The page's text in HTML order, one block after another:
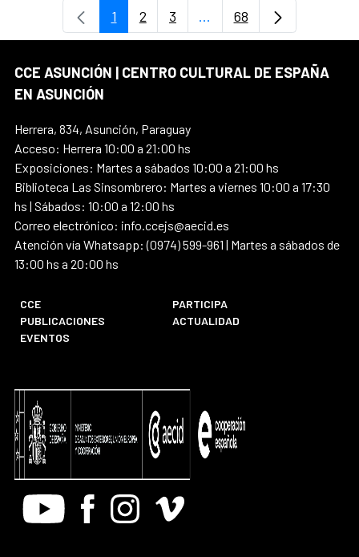
Page
1 Page
2 Page
3 ...Intermediate Pages Use
Page
68
CCE ASUNCIÓN | CENTRO CULTURAL DE ESPAÑA
EN ASUNCIÓN
Herrera, 834, Asunción, Paraguay
Acceso: Herrera 10:00 a 21:00 hs
Exposiciones: Martes a sábados 10:00 a 21:00 hs
Biblioteca Las Sinsombrero: Martes a viernes 10:00 a 17:30
hs | Sábados: 10:00 a 12:00 hs
Correo electrónico: info.ccejs@aecid.es
Atención vía Whatsapp: (0974) 599-961 | Martes a sábados de
13:00 hs a 20:00 hs
CCE
PARTICIPA
PUBLICACIONES
ACTUALIDAD
EVENTOS
Youtube FacebookInstagram
Vimeo